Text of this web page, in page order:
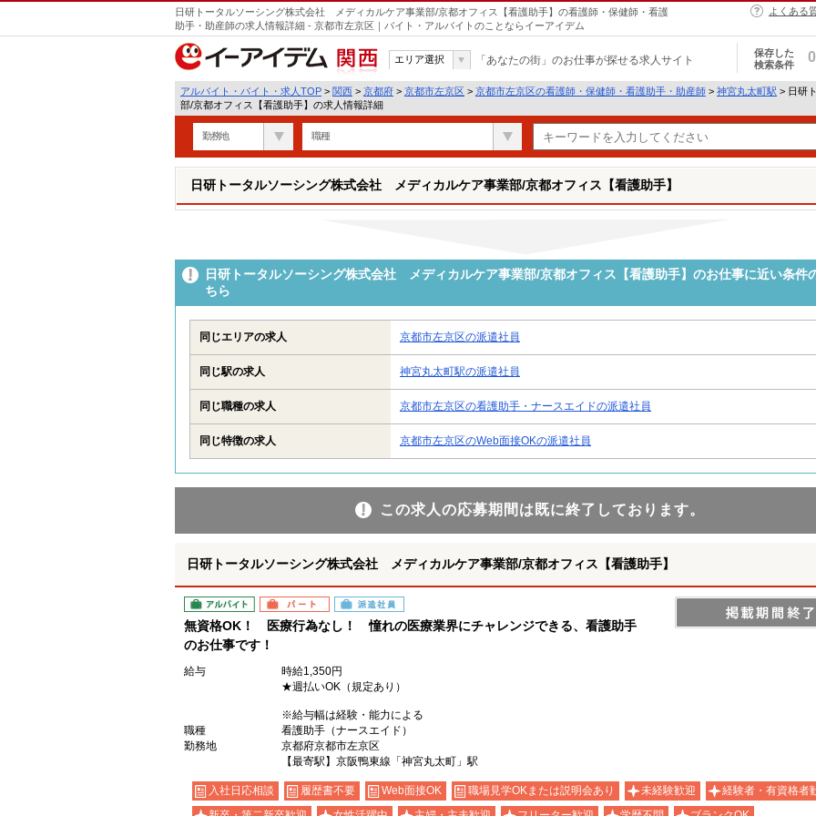
日研トータルソーシング株式会社 メディカルケア事業部/京都オフィス【看護助手】の看護師・保健師・看護
助手・助産師の求人情報詳細 - 京都市左京区｜バイト・アルバイトのことならイーアイデム
よくある
関西
エリア選択 「あなたの街」のお仕事が探せる求人サイト
保存した
検索条件
0
アルバイト・バイト・求人TOP > 関西 > 京都府 > 京都市左京区 > 京都市左京区の看護師・保健師・看護助手・助産師 > 神宮丸太町駅 > 日研
部/京都オフィス【看護助手】の求人情報詳細
勤務地 職種
日研トータルソーシング株式会社 メディカルケア事業部/京都オフィス【看護助手】
日研トータルソーシング株式会社 メディカルケア事業部/京都オフィス【看護助手】のお仕事に近い条件
ちら
同じエリアの求人 京都市左京区の派遣社員
同じ駅の求人 神宮丸太町駅の派遣社員
同じ職種の求人 京都市左京区の看護助手・ナースエイドの派遣社員
同じ特徴の求人 京都市左京区のWeb面接OKの派遣社員
この求人の応募期間は既に終了しております。
日研トータルソーシング株式会社 メディカルケア事業部/京都オフィス【看護助手】
アルバイト パート 派遣社員
無資格OK！ 医療行為なし！ 憧れの医療業界にチャレンジできる、看護助手
のお仕事です！
給与
時給1,350円
★週払いOK（規定あり）
※給与幅は経験・能力による
職種
看護助手（ナースエイド）
勤務地
京都府京都市左京区
【最寄駅】京阪鴨東線「神宮丸太町」駅
入社日応相談 履歴書不要 Web面接OK 職場見学OKまたは説明会あり 未経験歓迎
経験者・有資格者